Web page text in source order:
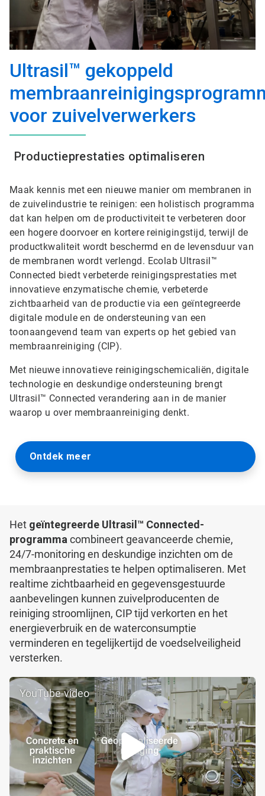
Ultrasil™ gekoppeld
voor zuivelverwerkers
Productieprestaties optimaliseren
Maak kennis met een nieuwe manier om membranen in
de zuivelindustrie te reinigen: een holistisch programma
dat kan helpen om de productiviteit te verbeteren door
een hogere doorvoer en kortere reinigingstijd, terwijl de
productkwaliteit wordt beschermd en de levensduur van
de membranen wordt verlengd. Ecolab Ultrasil™
Connected biedt verbeterde reinigingsprestaties met
innovatieve enzymatische chemie, verbeterde
zichtbaarheid van de productie via een geïntegreerde
digitale module en de ondersteuning van een
toonaangevend team van experts op het gebied van
membraanreiniging (CIP).
Met nieuwe innovatieve reinigingschemicaliën, digitale
technologie en deskundige ondersteuning brengt
Ultrasil™ Connected verandering aan in de manier
waarop u over membraanreiniging denkt.
Ontdek meer
Het geïntegreerde Ultrasil™ Connected-
programma combineert geavanceerde chemie,
24/7-monitoring en deskundige inzichten om de
membraanprestaties te helpen optimaliseren. Met
realtime zichtbaarheid en gegevensgestuurde
aanbevelingen kunnen zuivelproducenten de
reiniging stroomlijnen, CIP tijd verkorten en het
energieverbruik en de waterconsumptie
verminderen en tegelijkertijd de voedselveiligheid
versterken.
YouTube-video